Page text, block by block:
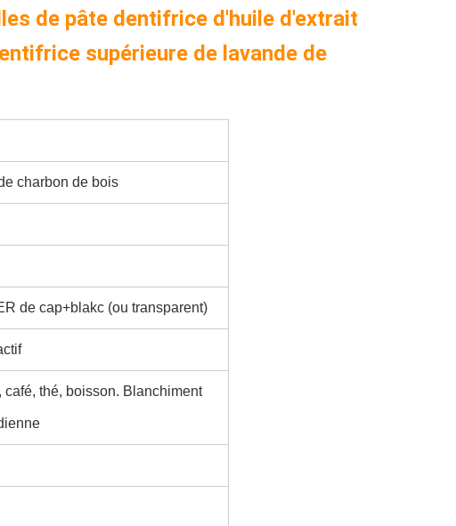
de pâte dentifrice d'huile d'extrait
supérieure de lavande de
charbon de bois
de cap+blakc (ou transparent)
thé, boisson. Blanchiment